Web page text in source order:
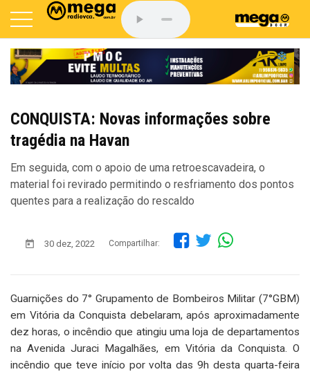
CONQUISTA: Novas informações sobre
tragédia na Havan
Em seguida, com o apoio de uma retroescavadeira, o
material foi revirado permitindo o resfriamento dos pontos
quentes para a realização do rescaldo
30 dez, 2022 Compartilhar:
Guarnições do 7° Grupamento de Bombeiros Militar (7°GBM)
em Vitória da Conquista debelaram, após aproximadamente
dez horas, o incêndio que atingiu uma loja de departamentos
na Avenida Juraci Magalhães, em Vitória da Conquista. O
incêndio que teve início por volta das 9h desta quarta-feira